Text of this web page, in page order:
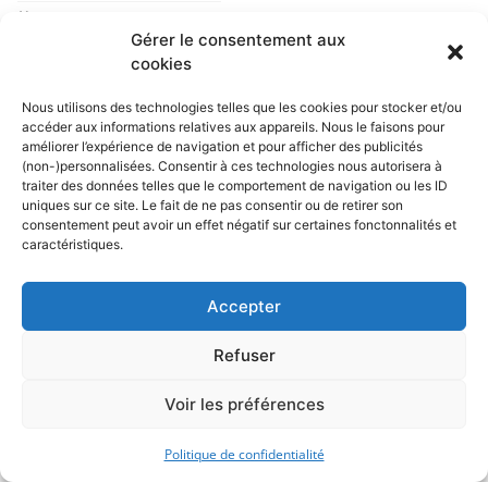
Gérer le consentement aux
cookies
Nous utilisons des technologies telles que les cookies pour stocker et/ou
accéder aux informations relatives aux appareils. Nous le faisons pour
améliorer l’expérience de navigation et pour afficher des publicités
(non-)personnalisées. Consentir à ces technologies nous autorisera à
traiter des données telles que le comportement de navigation ou les ID
uniques sur ce site. Le fait de ne pas consentir ou de retirer son
consentement peut avoir un effet négatif sur certaines fonctonnalités et
caractéristiques.
Accepter
Refuser
Voir les préférences
Politique de confidentialité
VOITURE AVEC UNE BARRE